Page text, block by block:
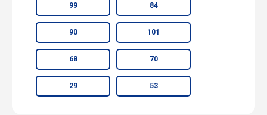
99 84
90 101
68 70
29 53